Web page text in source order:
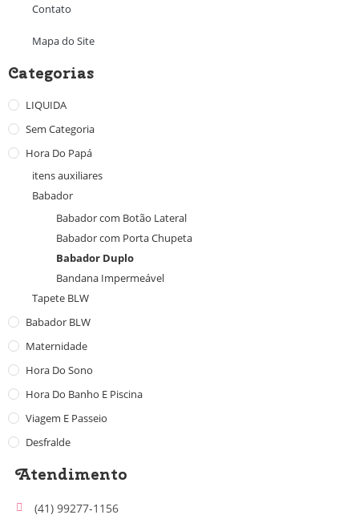
Contato
Mapa do Site
Categorias
LIQUIDA
Sem Categoria
Hora Do Papá
itens auxiliares
Babador
Babador com Botão Lateral
Babador com Porta Chupeta
Babador Duplo
Bandana Impermeável
Tapete BLW
Babador BLW
Maternidade
Hora Do Sono
Hora Do Banho E Piscina
Viagem E Passeio
Desfralde
Atendimento
(41) 99277-1156